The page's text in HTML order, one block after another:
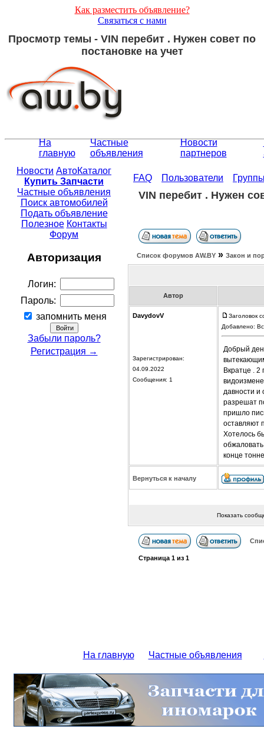
Как разместить объявление?
Связаться с нами
Просмотр темы - VIN перебит . Нужен совет по
постановке на учет
На
главную
Частные
объявления
Новости
партнеров
Новости АвтоКаталог
Купить Запчасти
Частные объявления
Поиск автомобилей
Подать объявление
Полезное Контакты
Форум
Авторизация
Логин:
Пароль:
запомнить меня
Забыли пароль?
Регистрация →
FAQ Пользователи
VIN перебит . Нужен
Список форумов АW.BY » Закон и
Автор
DavydovV
Зарегистрирован:
04.09.2022
Сообщения: 1
Заголовок
Добавлено:
Добрый
Вкратце . 2
давности и
разрешат
пришло
оставляют
Хотелось
конце
Вернуться к началу
Показать
Страница 1из 1
На главную Частные объявления